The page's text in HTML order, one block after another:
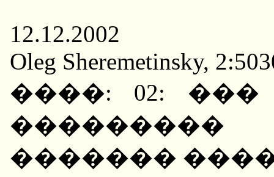
12.12.2002
Oleg Sheremetinsky,
����: 02:
�������